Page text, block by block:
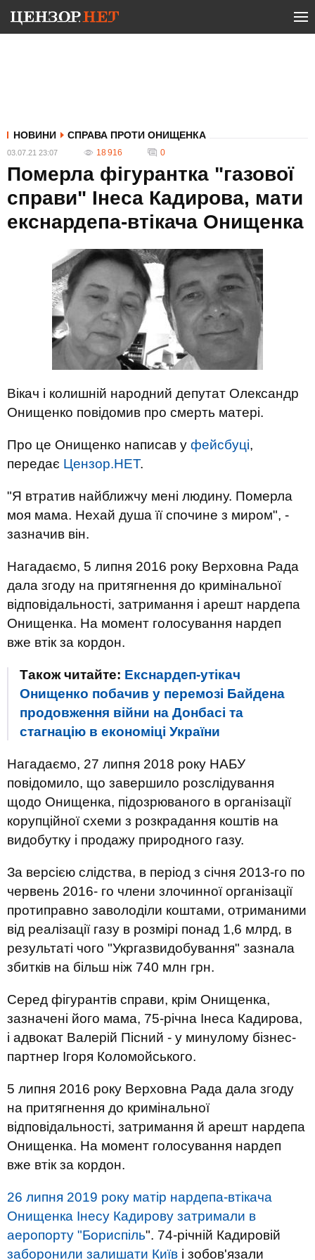
НОВИНИ СПРАВА ПРОТИ ОНИЩЕНКА
03.07.21 23:07 18 916 0
Померла фігурантка "газової
справи" Інеса Кадирова, мати
екснардепа-втікача Онищенка
Вікач і колишній народний депутат Олександр
Онищенко повідомив про смерть матері.
Про це Онищенко написав у фейсбуці,
передає Цензор.НЕТ.
"Я втратив найближчу мені людину. Померла
моя мама. Нехай душа її спочине з миром", -
зазначив він.
Нагадаємо, 5 липня 2016 року Верховна Рада
дала згоду на притягнення до кримінальної
відповідальності, затримання і арешт нардепа
Онищенка. На момент голосування нардеп
вже втік за кордон.
Також читайте: Екснардеп-утікач
Онищенко побачив у перемозі Байдена
продовження війни на Донбасі та
стагнацію в економіці України
Нагадаємо, 27 липня 2018 року НАБУ
повідомило, що завершило розслідування
щодо Онищенка, підозрюваного в організації
корупційної схеми з розкрадання коштів на
видобутку і продажу природного газу.
За версією слідства, в період з січня 2013-го по
червень 2016- го члени злочинної організації
протиправно заволоділи коштами, отриманими
від реалізації газу в розмірі понад 1,6 млрд, в
результаті чого "Укргазвидобування" зазнала
збитків на більш ніж 740 млн грн.
Серед фігурантів справи, крім Онищенка,
зазначені його мама, 75-річна Інеса Кадирова,
і адвокат Валерій Пісний - у минулому бізнес-
партнер Ігоря Коломойського.
5 липня 2016 року Верховна Рада дала згоду
на притягнення до кримінальної
відповідальності, затримання й арешт нардепа
Онищенка. На момент голосування нардеп
вже втік за кордон.
26 липня 2019 року матір нардепа-втікача
Онищенка Інесу Кадирову затримали в
аеропорту "Бориспіль". 74-річній Кадировій
заборонили залишати Київ і зобов'язали